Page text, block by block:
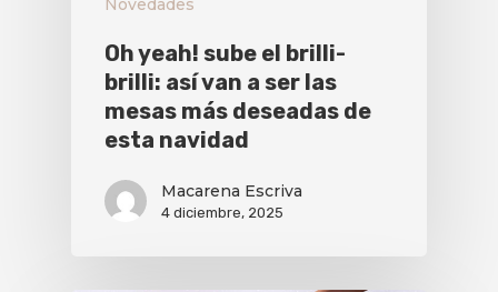
Novedades
Oh yeah! sube el brilli-
brilli: así van a ser las
mesas más deseadas de
esta navidad
Macarena Escriva
4 diciembre, 2025